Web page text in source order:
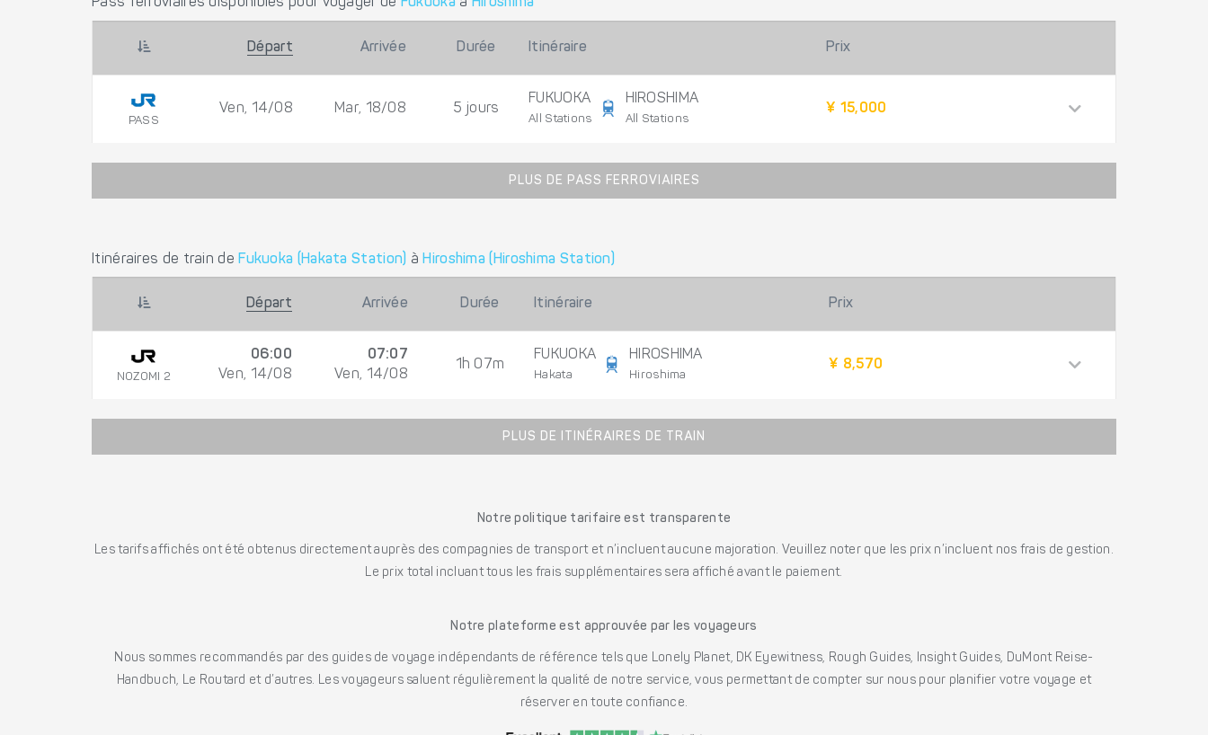
Départ Arrivée Durée Itinéraire Prix
PASS
Ven, 14/08 Mar, 18/08 5 jours
FUKUOKA
All Stations
HIROSHIMA
All Stations
¥ 15,000
PLUS DE PASS FERROVIAIRES
Itinéraires de train de Fukuoka (Hakata Station) à Hiroshima (Hiroshima Station)
Départ Arrivée Durée Itinéraire Prix
NOZOMI 2
06:00
Ven, 14/08
07:07
Ven, 14/08
1h 07m
FUKUOKA
Hakata
HIROSHIMA
Hiroshima
¥ 8,570
PLUS DE ITINÉRAIRES DE TRAIN
Notre politique tarifaire est transparente
Les tarifs affichés ont été obtenus directement auprès des compagnies de transport et n’incluent aucune majoration. Veuillez noter que les prix n’incluent nos frais de gestion.
Le prix total incluant tous les frais supplémentaires sera affiché avant le paiement.
Notre plateforme est approuvée par les voyageurs
Nous sommes recommandés par des guides de voyage indépendants de référence tels que Lonely Planet, DK Eyewitness, Rough Guides, Insight Guides, DuMont Reise-
Handbuch, Le Routard et d’autres. Les voyageurs saluent régulièrement la qualité de notre service, vous permettant de compter sur nous pour planifier votre voyage et
réserver en toute confiance.